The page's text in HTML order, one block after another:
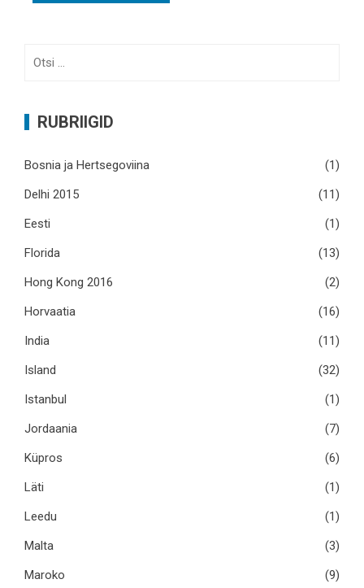
RUBRIIGID
Bosnia ja Hertsegoviina
(1)
Delhi 2015
(11)
Eesti
(1)
Florida
(13)
Hong Kong 2016
(2)
Horvaatia
(16)
India
(11)
Island
(32)
Istanbul
(1)
Jordaania
(7)
Küpros
(6)
Läti
(1)
Leedu
(1)
Malta
(3)
Maroko
(9)